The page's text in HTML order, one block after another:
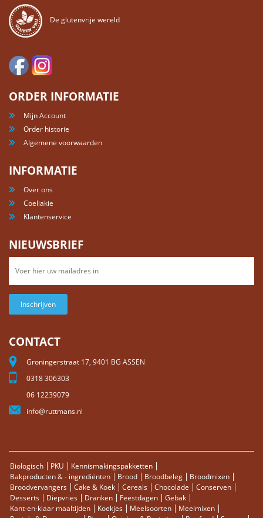
De glutenvrije wereld
ORDER INFORMATIE
Mijn Account
Order historie
Algemene voorwaarden
INFORMATIE
Over ons
Coeliakie
Klantenservice
NIEUWSBRIEF
Inschrijven
CONTACT
Groningerstraat 17, 9401 BG ASSEN
0318 306303
06 12239079
info@ruttmans.nl
Biologisch PKU
Kennismakingspakketten
Bakproducten & - ingrediënten
Brood Broodbeleg
Broodmixen
Broodvervangers
Cake & Koek Cereals Chocolade
Conserven
Desserts
Diepvries Dranken Feestdagen
Gebak
Kant-en-klaar maaltijden
Koekjes Meelsoorten
Meelmixen